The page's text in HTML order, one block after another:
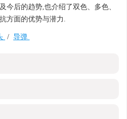
今后的趋势,也介绍了双色、多色、
方面的优势与潜力.
/ 导弹